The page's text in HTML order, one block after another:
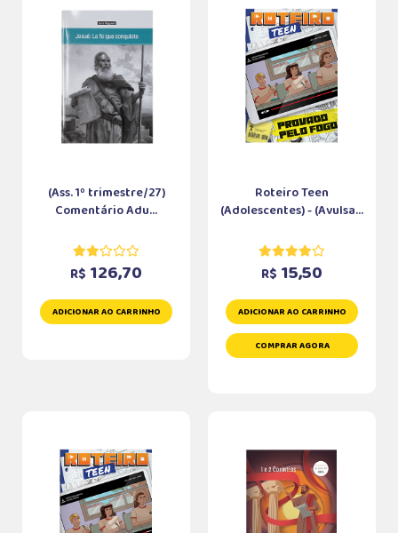
(Ass. 1º trimestre/27)
Comentário Adu...
R$ 126,70
ADICIONAR AO CARRINHO
Roteiro Teen
(Adolescentes) - (Avulsa...
R$ 15,50
ADICIONAR AO CARRINHO
COMPRAR AGORA